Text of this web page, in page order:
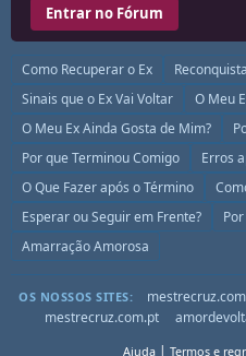
Entrar no Fórum
Como Recuperar o Ex
Sinais que o Ex Vai Voltar
O Meu
O Meu Ex Ainda Gosta de Mim?
Por que Terminou Comigo
Erros
O Que Fazer após o Término
Esperar ou Seguir em Frente?
Amarração Amorosa
OS NOSSOS SITES: mestrecruz.com
mestrecruz.com.pt
Ajuda| Termos e